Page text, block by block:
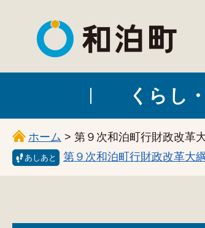
和泊町
くらし
ホーム > 第９次和泊町行財政改革
あしあと 第９次和泊町行財政改革大